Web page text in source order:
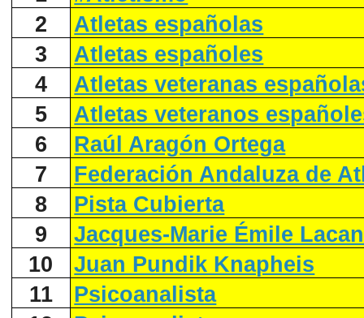
2
Atletas españolas
3
Atletas españoles
4
Atletas veteranas
5
Atletas veteranos
6
Raúl Aragón Ortega
7
Federación Andaluza de
8
Pista Cubierta
9
Jacques-Marie Émile Lacan
10
Juan Pundik Knapheis
11
Psicoanalista